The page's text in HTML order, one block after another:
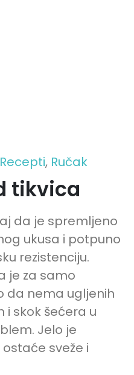
Recepti, Ručak
tikvica
da je spremljeno
ukusa i potpuno
rezistenciju.
je za samo
da nema ugljenih
i skok šećera u
Jelo je
sveže i